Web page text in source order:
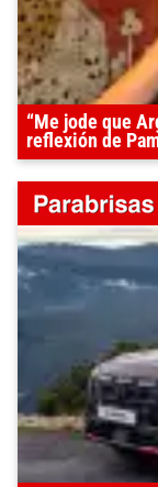
“Me jode que
reflexión de